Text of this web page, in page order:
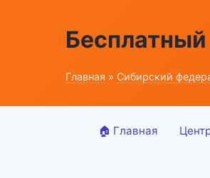
Бесплатный
Главная » Сибирский
🏠 Главная